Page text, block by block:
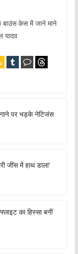
केस में जाने माने
यादव
पर भड़के नेटिजंस
जींस में हाथ डाला’
का हिस्सा बनीं